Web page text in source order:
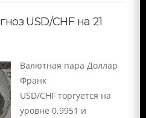
USD/CHF на 21
Валютная пара Доллар
Франк
USD/CHF торгуется на
уровне 0.9951 и